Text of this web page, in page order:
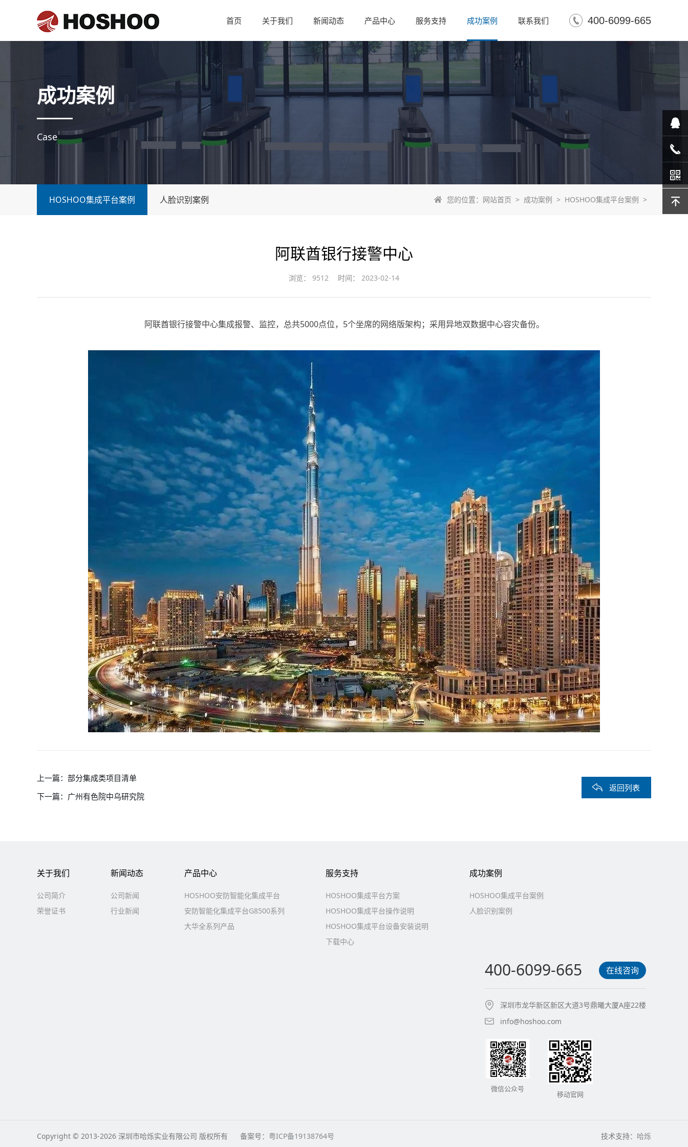
400-6099-665
首页 关于我们 新闻动态 产品中心 服务支持 成功案例 联系我们
成功案例
Case
您的位置： 网站首页 > 成功案例 > HOSHOO集成平台案例 >
HOSHOO集成平台案例 人脸识别案例
阿联酋银行接警中心
浏览： 9512 时间： 2023-02-14
阿联酋银行接警中心集成报警、监控，总共5000点位，5个坐席的网络版架构；采用异地双数据中心容灾备份。
上一篇： 部分集成类项目清单
下一篇： 广州有色院中乌研究院
返回列表
关于我们
公司简介
荣誉证书
新闻动态
公司新闻
行业新闻
产品中心
HOSHOO安防智能化集成平台
安防智能化集成平台G8500系列
大华全系列产品
服务支持
HOSHOO集成平台方案
HOSHOO集成平台操作说明
HOSHOO集成平台设备安装说明
下载中心
成功案例
HOSHOO集成平台案例
人脸识别案例
在线咨询
400-6099-665
深圳市龙华新区新区大道3号鼎曦大厦A座22楼
info@hoshoo.com
微信公众号
移动官网
Copyright © 2013-2026 深圳市哈烁实业有限公司 版权所有 备案号： 粤ICP备19138764号 技术支持： 哈烁
在线客
400-
6099-